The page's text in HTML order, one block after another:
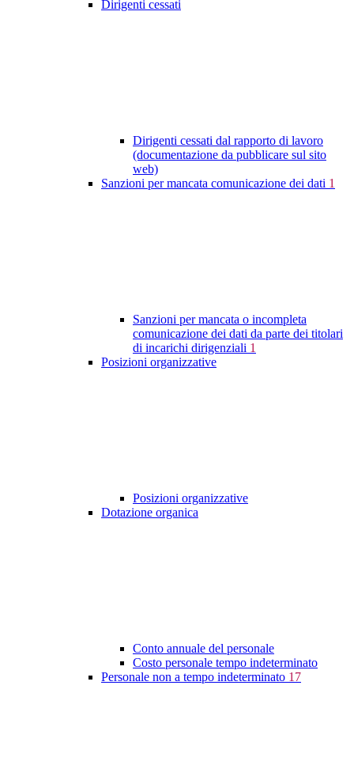
Dirigenti cessati
Dirigenti cessati dal rapporto di lavoro
(documentazione da pubblicare sul sito
web)
Sanzioni per mancata comunicazione dei dati 1
Sanzioni per mancata o incompleta
comunicazione dei dati da parte dei titolari
di incarichi dirigenziali 1
Posizioni organizzative
Posizioni organizzative
Dotazione organica
Conto annuale del personale
Costo personale tempo indeterminato
Personale non a tempo indeterminato 17